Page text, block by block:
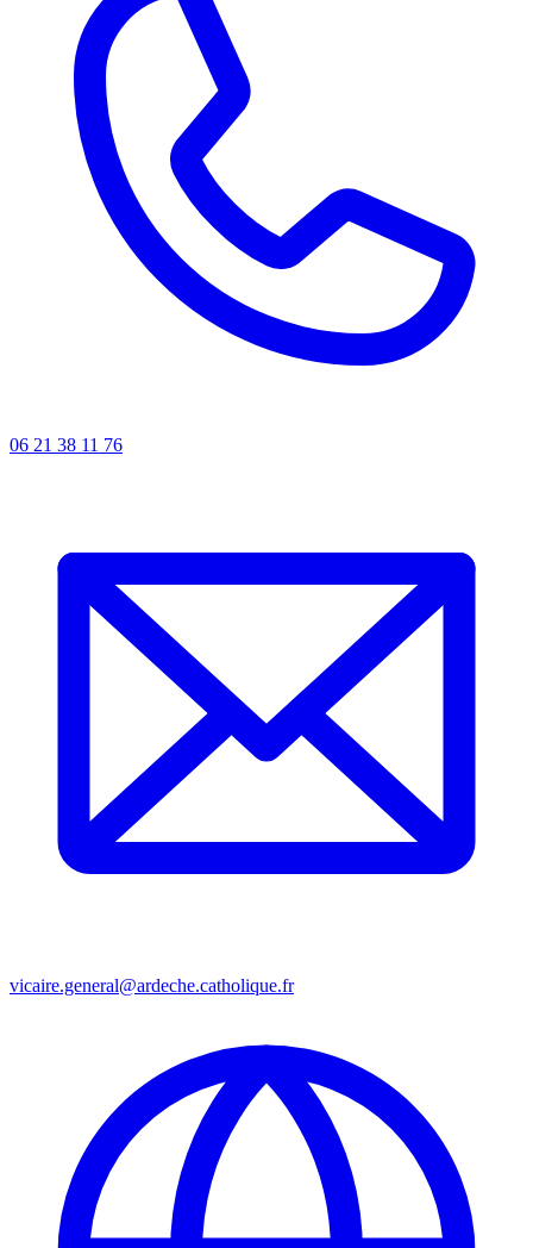
06 21 38 11 76
vicaire.general@ardeche.catholique.fr